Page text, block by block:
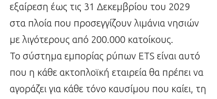
εξαίρεση έως τις 31 Δεκεμβρίου του 2029
στα πλοία που προσεγγίζουν λιμάνια νησιών
με λιγότερους από 200.000 κατοίκους.
Το σύστημα εμπορίας ρύπων ETS είναι αυτό
που η κάθε ακτοπλοϊκή εταιρεία θα πρέπει να
αγοράζει για κάθε τόνο καυσίμου που καίει, τη